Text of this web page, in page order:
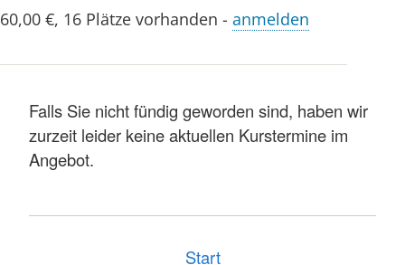
60,00 €, 16 Plätze vorhanden - anmelden
Falls Sie nicht fündig geworden sind, haben wir
zurzeit leider keine aktuellen Kurstermine im
Angebot.
Start